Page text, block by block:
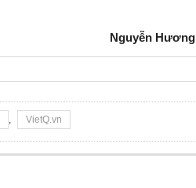
Nguyễn Hương
VietQ.vn